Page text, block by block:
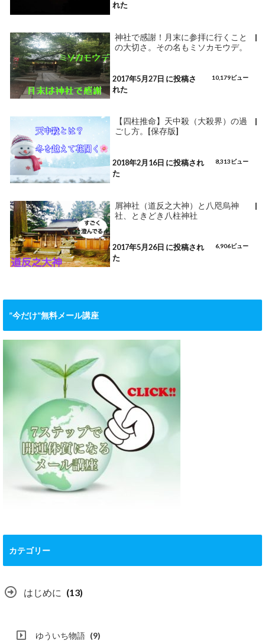
れた
神社で感謝！月末に参拝に行くこと
の大切さ。その名もミソカモウデ。
10,179ビュー
|
2017年5月27日 に投稿さ
れた
【四柱推命】天中殺（大殺界）の過
ごし方。[保存版]
8,313ビュー
|
2018年2月16日 に投稿され
た
屑神社（道反之大神）と八咫烏神
社、ときどき八柱神社
6,906ビュー
|
2017年5月26日 に投稿され
た
”今だけ”無料メール講座
カテゴリー
はじめに (13)
ゆういち物語 (9)